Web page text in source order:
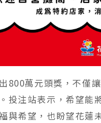
800萬元頭獎，不僅
投注站表示，希望能
與希望，也盼望花蓮